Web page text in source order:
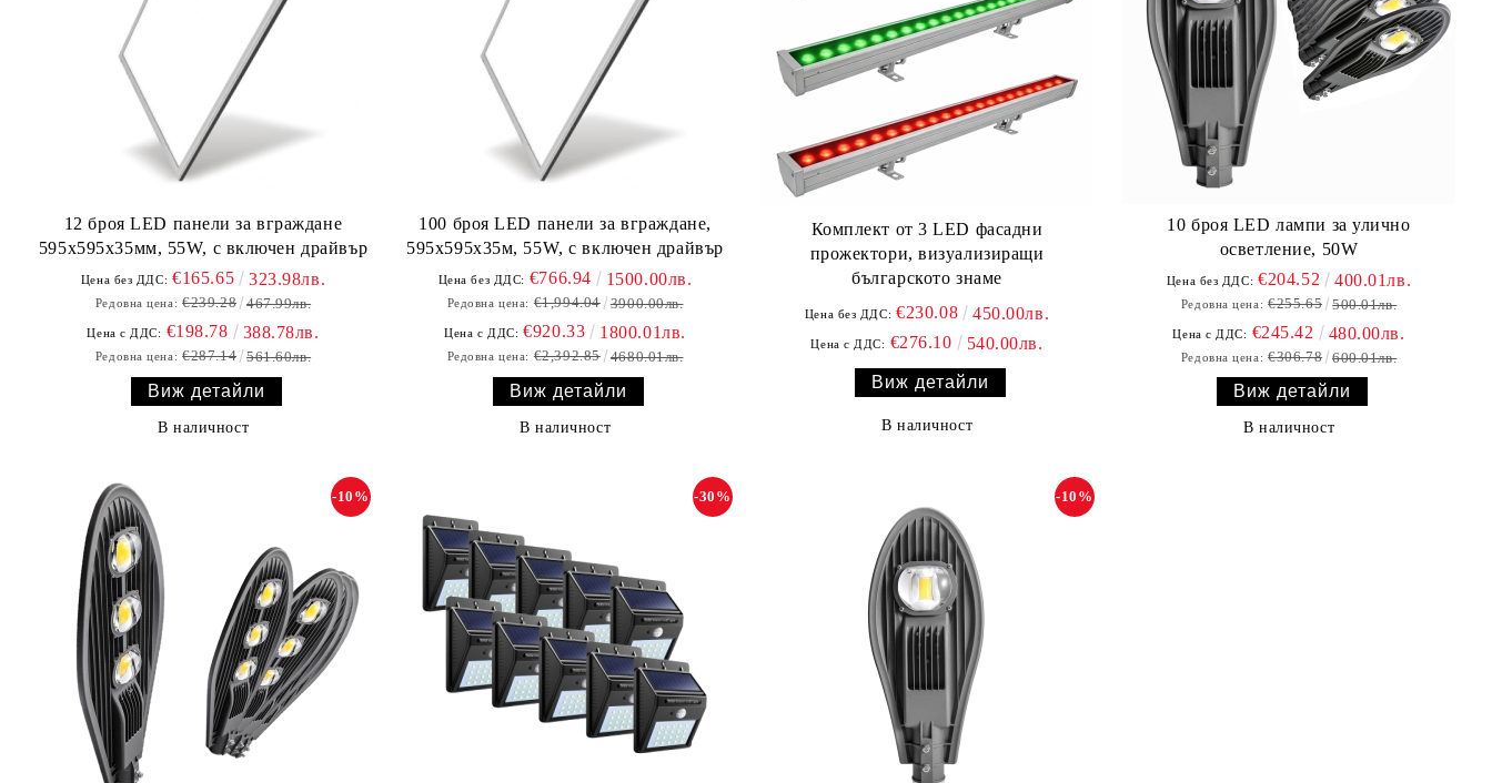
12 броя LED панели за вграждане
595х595х35мм, 55W, с включен драйвър
Цена без ДДС: €165.65 323.98лв.
Редовна цена: €239.28 467.99лв.
Цена с ДДС: €198.78 388.78лв.
Редовна цена: €287.14 561.60лв.
Виж детайли
В наличност
100 броя LED панели за вграждане,
595х595х35м, 55W, с включен драйвър
Цена без ДДС: €766.94 1500.00лв.
Редовна цена: €1,994.04 3900.00лв.
Цена с ДДС: €920.33 1800.01лв.
Редовна цена: €2,392.85 4680.01лв.
Виж детайли
В наличност
Комплект от 3 LED фасадни
прожектори, визуализиращи
българското знаме
Цена без ДДС: €230.08 450.00лв.
Цена с ДДС: €276.10 540.00лв.
Виж детайли
В наличност
10 броя LED лампи за улично
осветление, 50W
Цена без ДДС: €204.52 400.01лв.
Редовна цена: €255.65 500.01лв.
Цена с ДДС: €245.42 480.00лв.
Редовна цена: €306.78 600.01лв.
Виж детайли
В наличност
-10% -30% -10%